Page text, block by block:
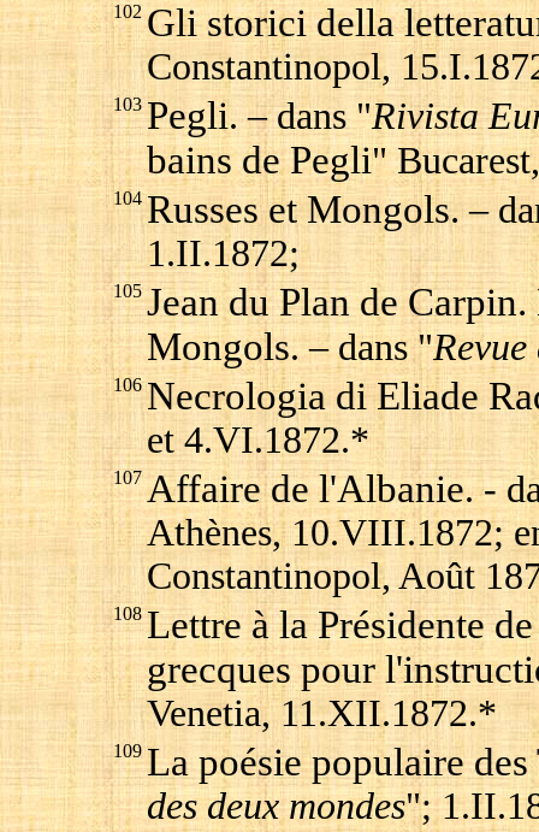
102 Gli storici della
Constantinopol,
103 Pegli. – dans "Rivista
bains de Pegli"
104 Russes et Mongols.–
1.II.1872;
105 Jean du Plan de
Mongols. – dans "Revue
106 Necrologia di Eliade
et 4.VI.1872.*
107 Affaire de l'Albanie. -
Athènes, 10.VIII.1872;
Constantinopol, Août
108 Lettre à la Présidente
grecques pour
Venetia, 11.XII.1872.*
109 La poésie populaire
des deux mondes";